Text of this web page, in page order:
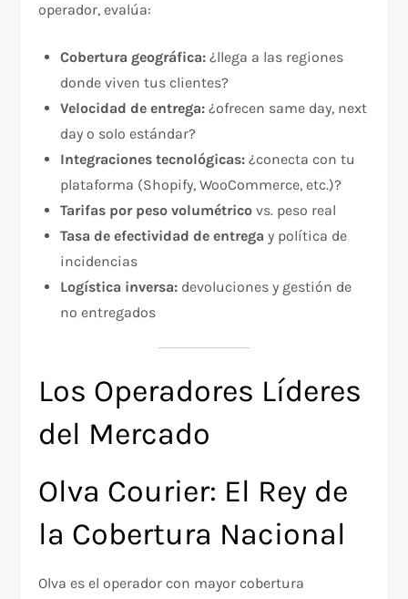
operador, evalúa:
Cobertura geográfica: ¿llega a las regiones
donde viven tus clientes?
Velocidad de entrega: ¿ofrecen same day, next
day o solo estándar?
Integraciones tecnológicas: ¿conecta con tu
plataforma (Shopify, WooCommerce, etc.)?
Tarifas por peso volumétrico vs. peso real
Tasa de efectividad de entrega y política de
incidencias
Logística inversa: devoluciones y gestión de
no entregados
Los Operadores Líderes
del Mercado
Olva Courier: El Rey de
la Cobertura Nacional
Olva es el operador con mayor cobertura